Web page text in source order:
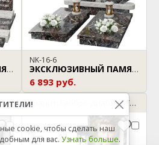
ЭКСКЛЮЗИВНЫЙ ПАМЯТНИК
NK-16-6
ЭКСКЛЮЗИВНЫЙ ПАМЯТНИК
6 893 руб.
Гранит: Гранатовый амфиболит / Мансуровский Гранит: Габбро-Диабаз / Гранатовый амфиболит
cookie, чтобы сделать наш
для вас. Узнать больше.